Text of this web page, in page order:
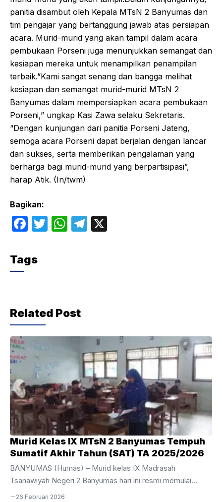
panitia disambut oleh Kepala MTsN 2 Banyumas dan
tim pengajar yang bertanggung jawab atas persiapan
acara. Murid-murid yang akan tampil dalam acara
pembukaan Porseni juga menunjukkan semangat dan
kesiapan mereka untuk menampilkan penampilan
terbaik.”Kami sangat senang dan bangga melihat
kesiapan dan semangat murid-murid MTsN 2
Banyumas dalam mempersiapkan acara pembukaan
Porseni,” ungkap Kasi Zawa selaku Sekretaris.
“Dengan kunjungan dari panitia Porseni Jateng,
semoga acara Porseni dapat berjalan dengan lancar
dan sukses, serta memberikan pengalaman yang
berharga bagi murid-murid yang berpartisipasi”,
harap Atik. (In/twm)
Bagikan:
F
c
e
o
k
T
W
p
T
Tags
Related Post
Murid Kelas IX MTsN 2 Banyumas Tempuh
Sumatif Akhir Tahun (SAT) TA 2025/2026
BANYUMAS (Humas) – Murid kelas IX Madrasah
Tsanawiyah Negeri 2 Banyumas hari ini resmi memulai
perjuangan mereka dalam pelaksanaan Sumatif Akhir Tahun
26 Februari 2026